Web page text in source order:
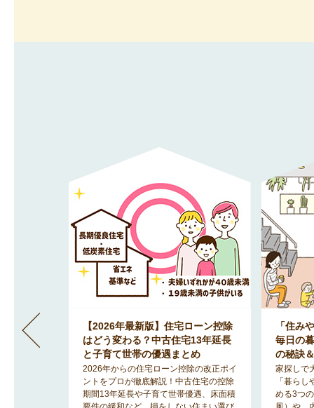
取りが
で明る
【2026年最新版】住宅ローン控除
はどう変わる？中古住宅13年延長
と子育て世帯の優遇まとめ
2026年からの住宅ローン控除の改正ポイ
ントをプロが徹底解説！中古住宅の控除
期間13年延長や子育て世帯優遇、床面積
「住み
毎日の
の秘訣
家探しで
「暮ら
める3つ